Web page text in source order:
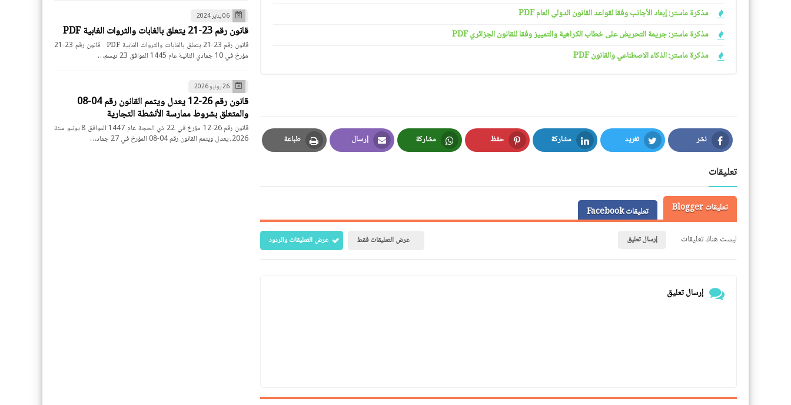
مذكرة ماستر: إبعاد الأجانب وفقا لقواعد القانون الدولي العام PDF
مذكرة ماستر: جريمة التحريض على خطاب الكراهية والتمييز وفقا للقانون الجزائري PDF
مذكرة ماستر: الذكاء الاصطناعي والقانون PDF
نشر
Facebook
تغريد
Twitter
مشاركة
LinkedIn
حفظ
Pinterest
مشاركة
Whatsapp
إرسال
Email
طباعة
Print
تعليقات
تعليقات Blogger
تعليقات Facebook
ليست هناك تعليقات
إرسال تعليق عرض التعليقات فقط عرض التعليقات والردود
إرسال تعليق
06 يناير 2024
قانون رقم 23-21 يتعلق بالغابات والثروات الغابية PDF
قانون رقم 23-21 يتعلق بالغابات والثروات الغابية PDF قانون رقم 23-21
مؤرخ في 10 جمادي الثانية عام 1445 الموافق 23 ديسم…
26 يونيو 2026
قانون رقم 26-12 يعدل ويتمم القانون رقم 04-08
والمتعلق بشروط ممارسة الأنشطة التجارية
قانون رقم 26-12 مؤرخ في 22 ذي الحجة عام 1447 الموافق 8 يونيو سنة
2026، يعدل ويتمم القانون رقم 04-08 المؤرخ في 27 جماد…